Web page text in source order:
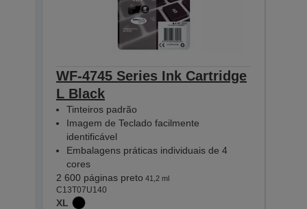
WF-4745 Series Ink Cartridge
L Black
Tinteiros padrão
Imagem de Teclado facilmente
identificável
Embalagens práticas individuais de 4
cores
2 600 páginas preto 41,2 ml
C13T07U140
XL